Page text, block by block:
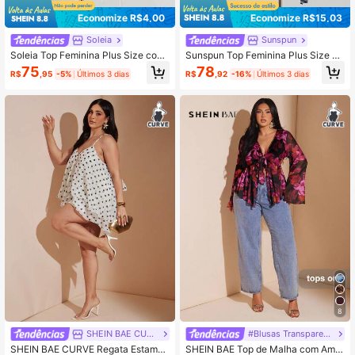
Economize R$4,00
Soleia
Soleia Top Feminina Plus Size com
Alça de Laço, Decote em V, Estamp
a, Manga Longa Flare, para Férias,
R$75,95 -5% Últimos 3 dias
SHEIN BAE CURVE
SHEIN BAE CURVE Regata Estampa
Economize R$15,03
Sunspun
Sunspun Top Feminina Plus Size co
m Decote em V, Estampa Floral, Bab
ados e Patchwork
R$78,92 -16% Últimos 3 dias
8
#Blusas Transparentes
SHEIN BAE Top de Malha com Amar